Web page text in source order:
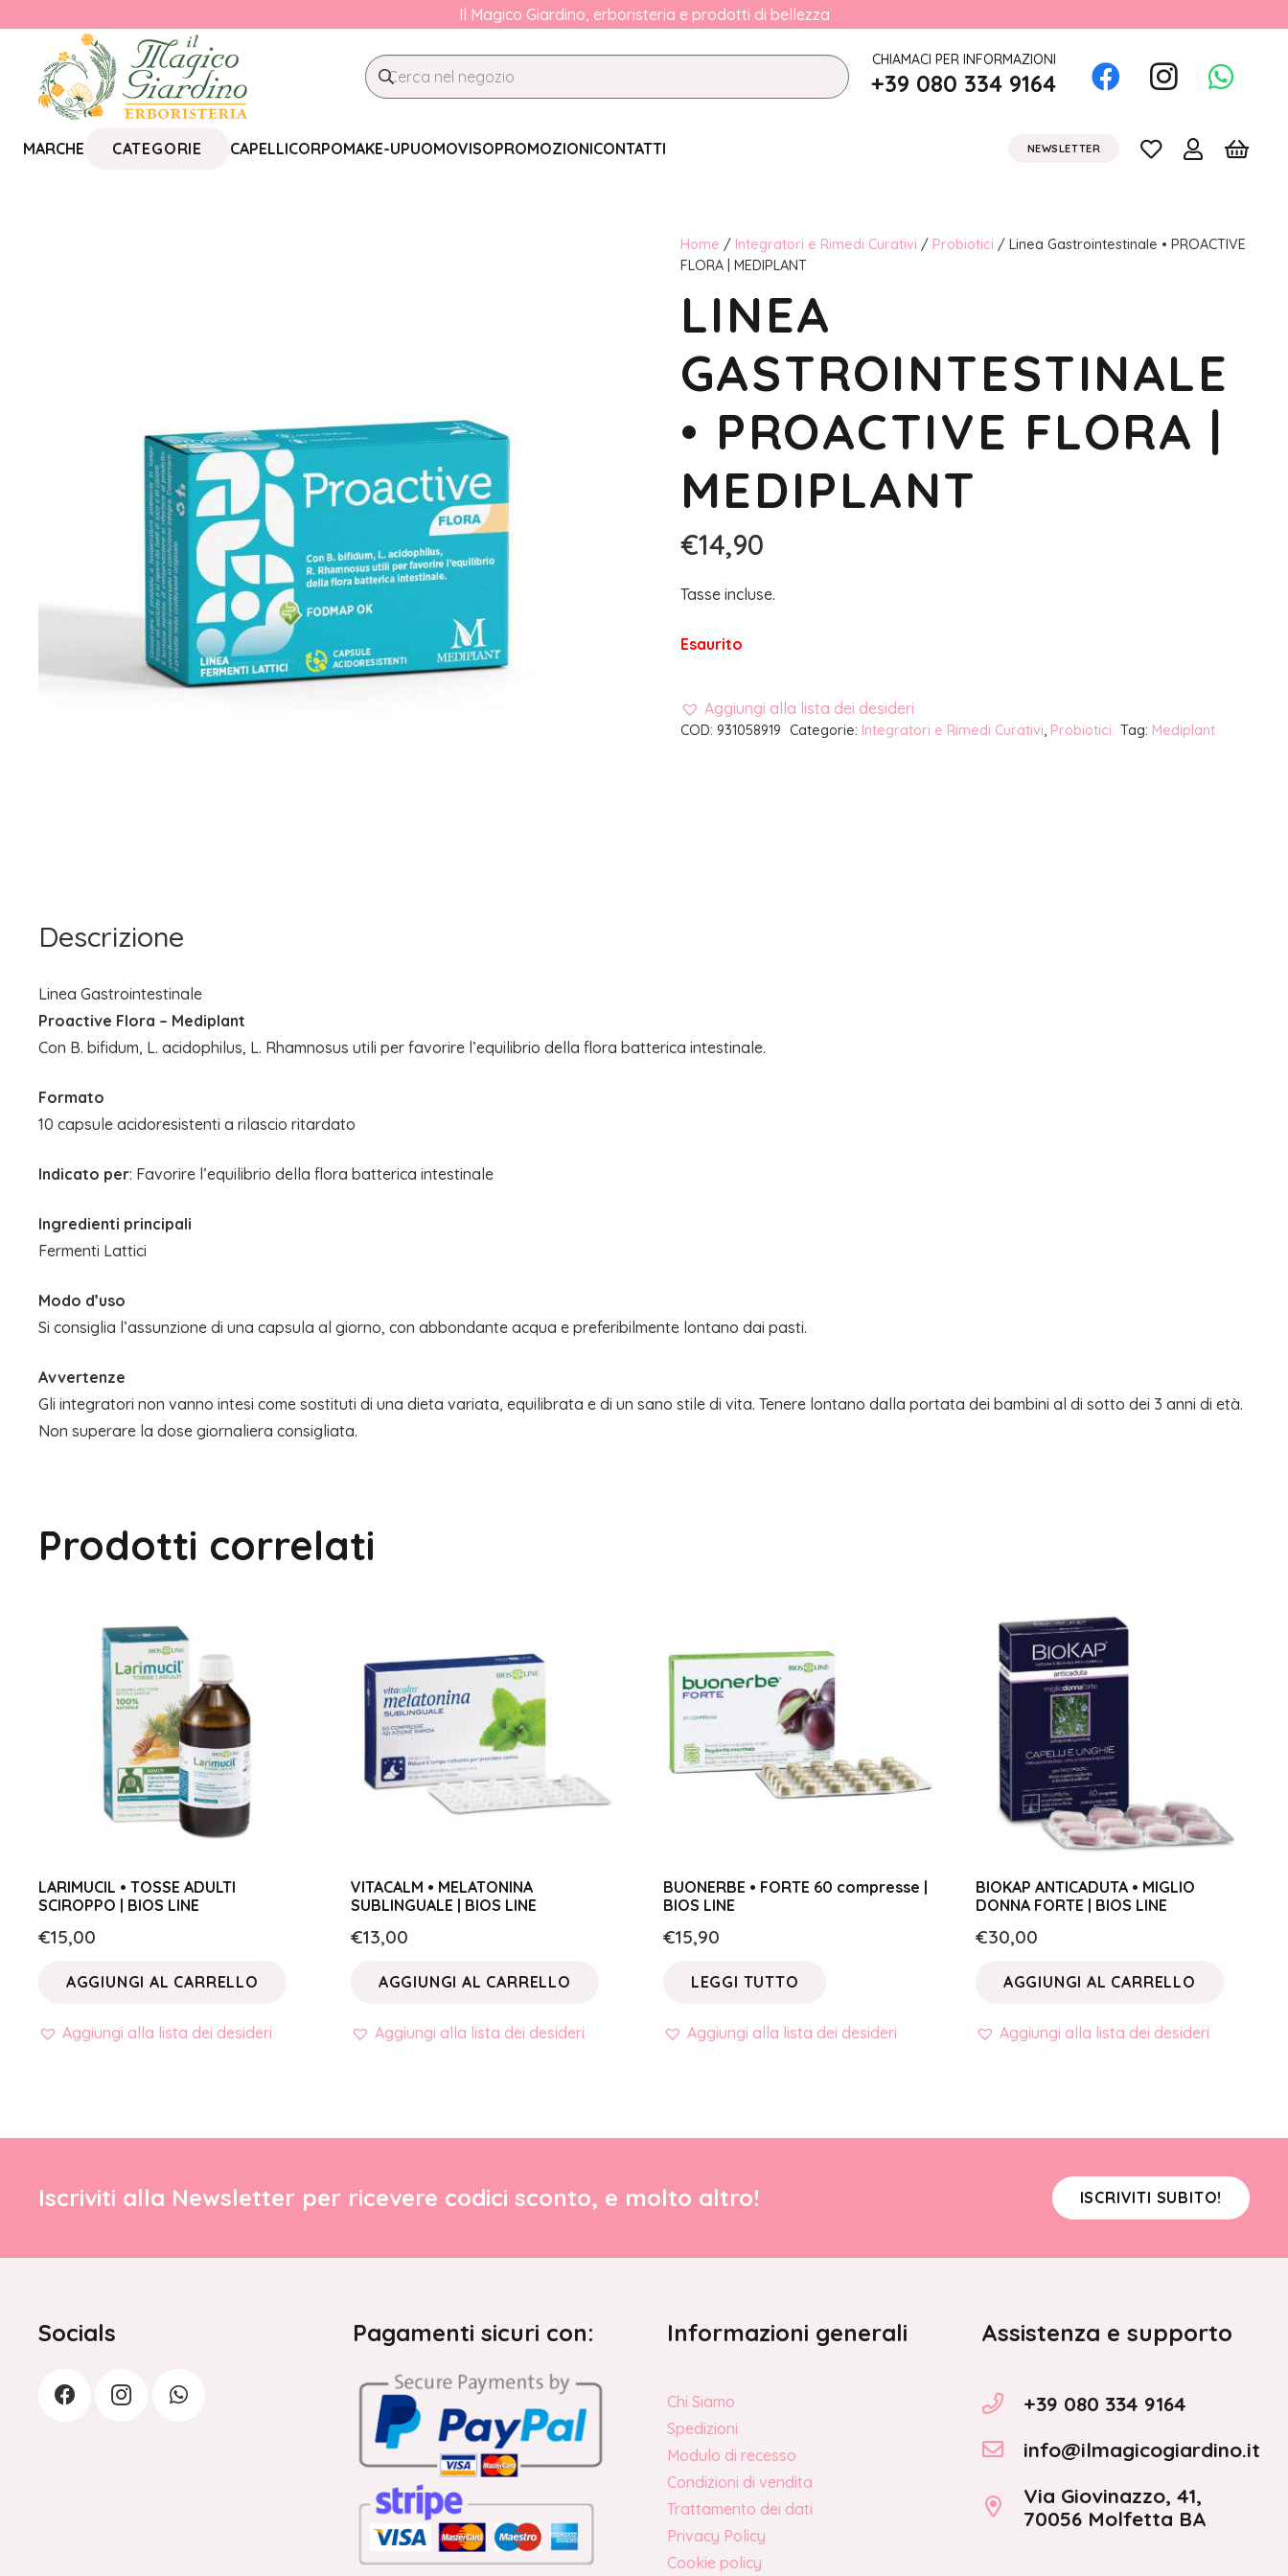
Il Magico Giardino, erboristeria e prodotti di bellezza
CHIAMACI PER INFORMAZIONI
+39 080 334 9164
MARCHE CATEGORIE CAPELLICORPOMAKE-UPUOMOVISOPROMOZIONICONTATTI NEWSLETTER
Home / Integratori e Rimedi Curativi / Probiotici / Linea Gastrointestinale • PROACTIVE
FLORA | MEDIPLANT
LINEA
GASTROINTESTINALE
• PROACTIVE FLORA |
MEDIPLANT
€14,90
Tasse incluse.
Esaurito
Aggiungi alla lista dei desideri
COD: 931058919 Categorie: Integratori e Rimedi Curativi Probiotici Tag: Mediplant
Descrizione
Linea Gastrointestinale
Proactive Flora – Mediplant
Con B. bifidum, L. acidophilus, L. Rhamnosus utili per favorire l’equilibrio della flora batterica intestinale.
Formato
10 capsule acidoresistenti a rilascio ritardato
Indicato per: Favorire l’equilibrio della flora batterica intestinale
Ingredienti principali
Fermenti Lattici
Modo d’uso
Si consiglia l’assunzione di una capsula al giorno, con abbondante acqua e preferibilmente lontano dai pasti.
Avvertenze
Gli integratori non vanno intesi come sostituti di una dieta variata, equilibrata e di un sano stile di vita. Tenere lontano dalla portata dei bambini al di sotto dei 3 anni di età.
Non superare la dose giornaliera consigliata.
Prodotti correlati
LARIMUCIL • TOSSE ADULTI
SCIROPPO | BIOS LINE
€15,00
AGGIUNGI AL CARRELLO
Aggiungi alla lista dei desideri
VITACALM • MELATONINA
SUBLINGUALE | BIOS LINE
€13,00
AGGIUNGI AL CARRELLO
Aggiungi alla lista dei desideri
BUONERBE • FORTE 60 compresse |
BIOS LINE
€15,90
LEGGI TUTTO
Aggiungi alla lista dei desideri
BIOKAP ANTICADUTA • MIGLIO
DONNA FORTE | BIOS LINE
€30,00
AGGIUNGI AL CARRELLO
Aggiungi alla lista dei desideri
Iscriviti alla Newsletter per ricevere codici sconto, e molto altro! ISCRIVITI SUBITO!
Socials Pagamenti sicuri con: Informazioni generali
Chi Siamo
Spedizioni
Modulo di recesso
Condizioni di vendita
Trattamento dei dati
Privacy Policy
Cookie policy
Assistenza e supporto
+39 080 334 9164
info@ilmagicogiardino.it
Via Giovinazzo, 41,
70056 Molfetta BA